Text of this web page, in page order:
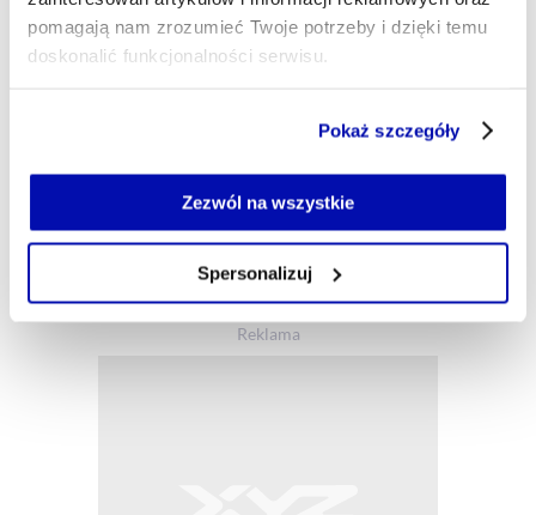
pomagają nam zrozumieć Twoje potrzeby i dzięki temu
doskonalić funkcjonalności serwisu.
Jeżeli nie wyrażasz zgody na zapisywanie plików cookie,
możesz łatwo zarządzać swoimi uprawnieniami, np. we
własnej przeglądarce internetowej lub po wybraniu opcji
Polityce Prywatności.
Pokaż szczegóły
Zezwól na wszystkie
Spersonalizuj
CEZARY SZCZEPAŃSKI
- AUTOR ARTYKUŁU -
Szef newsroomu, dziennikarz
XYZ dbam o to, byście mogli dowiedzieć się o tym,
szczególnie w obszarze technologii, startupów i
biznesu 4.0.
cezary.szczepanski@xyz.pl